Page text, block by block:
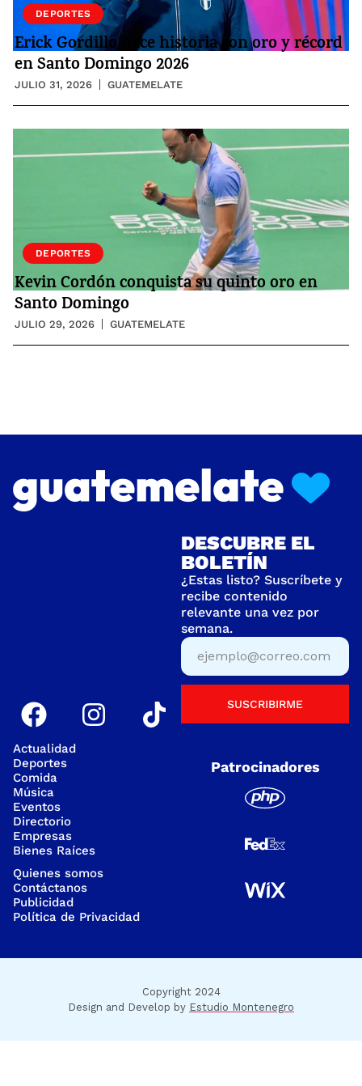
DEPORTES
Erick Gordillo hace historia con oro y récord
en Santo Domingo 2026
JULIO 31, 2026 GUATEMELATE
DEPORTES
Kevin Cordón conquista su quinto oro en
Santo Domingo
JULIO 29, 2026 GUATEMELATE
Actualidad
Deportes
Comida
Música
Eventos
Directorio
Empresas
Bienes Raíces
Quienes somos
Contáctanos
Publicidad
Política de Privacidad
DESCUBRE EL
BOLETÍN
¿Estas listo? Suscríbete y
recibe contenido
relevante una vez por
semana.
SUSCRIBIRME
Patrocinadores
Copyright 2024
Design and Develop by Estudio Montenegro